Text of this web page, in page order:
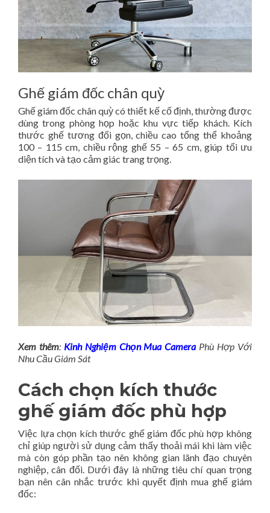
Ghế giám đốc chân quỳ
Ghế giám đốc chân quỳ có thiết kế cố định, thường được
dùng trong phòng họp hoặc khu vực tiếp khách. Kích
thước ghế tương đối gọn, chiều cao tổng thể khoảng
100 – 115 cm, chiều rộng ghế 55 – 65 cm, giúp tối ưu
diện tích và tạo cảm giác trang trọng.
Xem thêm: Kinh Nghiệm Chọn Mua CameraPhù Hợp Với
Nhu Cầu Giám Sát
Cách chọn kích thước
ghế giám đốc phù hợp
Việc lựa chọn kích thước ghế giám đốc phù hợp không
chỉ giúp người sử dụng cảm thấy thoải mái khi làm việc
mà còn góp phần tạo nên không gian lãnh đạo chuyên
nghiệp, cân đối. Dưới đây là những tiêu chí quan trọng
bạn nên cân nhắc trước khi quyết định mua ghế giám
đốc: